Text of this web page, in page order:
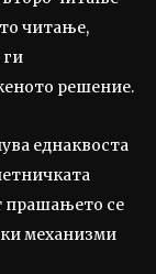
читање,
ги
решение.
еднаквоста
прашањето се
механизми